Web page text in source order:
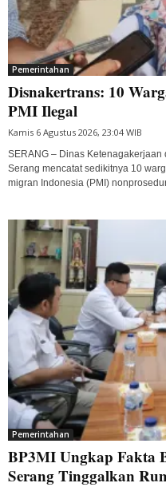
Pemerintahan
Disnakertrans: 10
PMI Ilegal
Kamis 6 Agustus 2026, 23:04 WIB
SERANG – Dinas
Serang mencatat sedikitnya 10
migran Indonesia (PMI)
Pemerintahan
BP3MI Ungkap Fakta
Serang Tinggalkan